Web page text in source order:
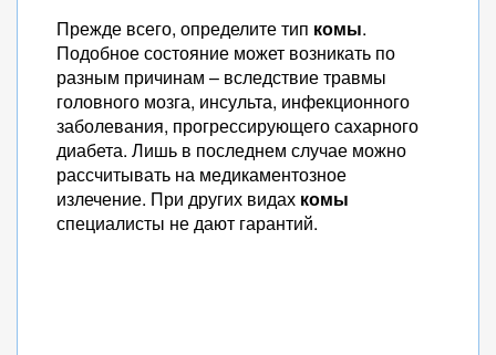
Прежде всего, определите тип комы.
Подобное состояние может возникать по
разным причинам – вследствие травмы
головного мозга, инсульта, инфекционного
заболевания, прогрессирующего сахарного
диабета. Лишь в последнем случае можно
рассчитывать на медикаментозное
излечение. При других видах комы
специалисты не дают гарантий.